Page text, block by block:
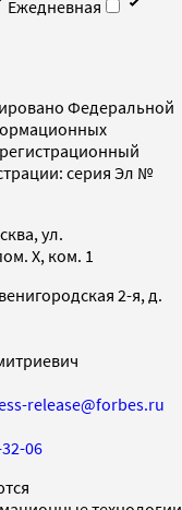
Ежедневная
Федеральной
серия Эл №
ул.
X, ком. 1
2-я, д.
release@forbes.ru
06